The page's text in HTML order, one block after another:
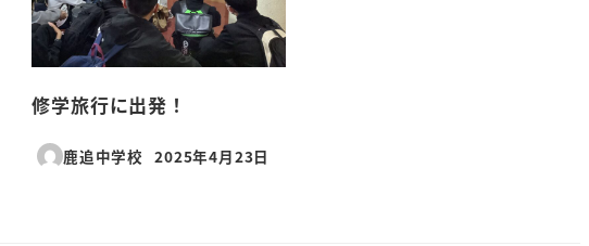
修学旅行に出発！
鹿追中学校
投稿日
2025年4月23日